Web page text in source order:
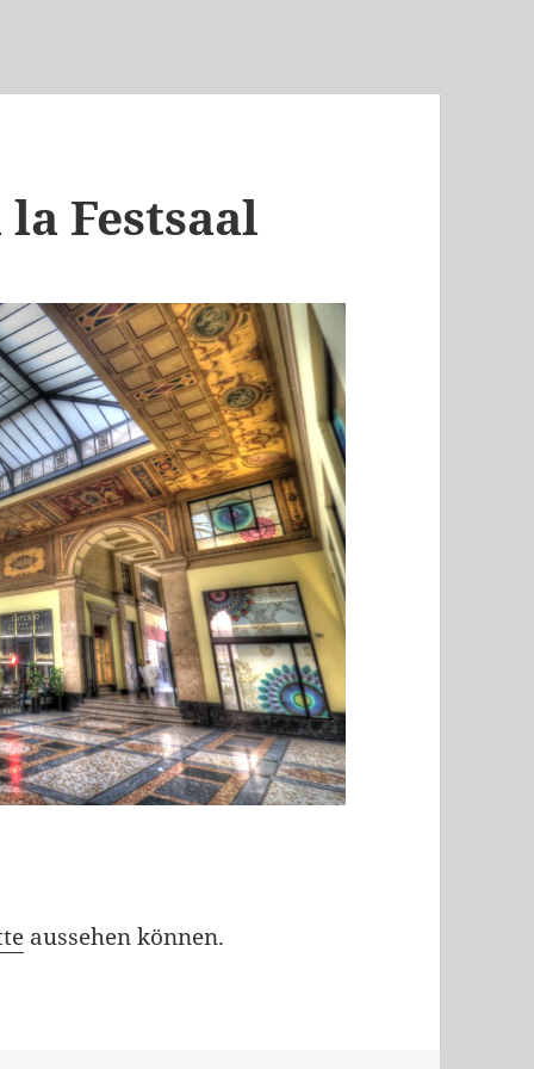
Festsaal
aussehen können.